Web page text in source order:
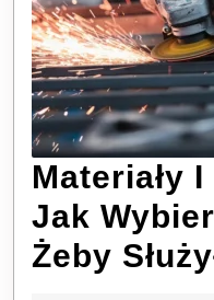
Materiały
Jak
Żeby